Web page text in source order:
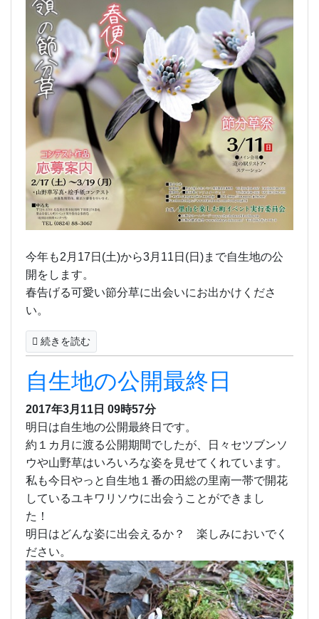
今年も2月17日(土)から3月11日(日)まで自生地の公
開をします。
春告げる可愛い節分草に出会いにお出かけくださ
い。
続きを読む
自生地の公開最終日
2017年3月11日 09時57分
明日は自生地の公開最終日です。
約１カ月に渡る公開期間でしたが、日々セツブンソ
ウや山野草はいろいろな姿を見せてくれています。
私も今日やっと自生地１番の田総の里南一帯で開花
しているユキワリソウに出会うことができまし
た！
明日はどんな姿に出会えるか？ 楽しみにおいでく
ださい。